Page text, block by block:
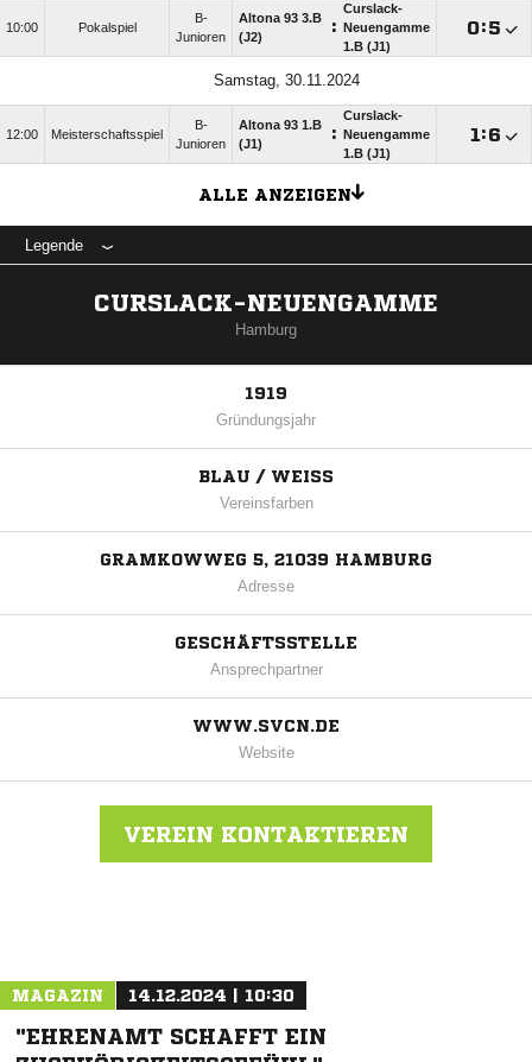
10:00 Pokalspiel
B-
Junioren
Altona 93 3.B
(J2)
:
Curslack-
Neuengamme
1.B (J1)
:
Samstag, 30.11.2024
12:00 Meisterschaftsspiel
B-
Junioren
Altona 93 1.B
(J1)
:
Curslack-
Neuengamme
1.B (J1)
:
ALLE ANZEIGEN
Legende
CURSLACK-NEUENGAMME
Hamburg
1919
Gründungsjahr
BLAU / WEISS
Vereinsfarben
GRAMKOWWEG 5, 21039 HAMBURG
Adresse
GESCHÄFTSSTELLE
Ansprechpartner
WWW.SVCN.DE
Website
VEREIN KONTAKTIEREN
MAGAZIN 14.12.2024 | 10:30
"EHRENAMT SCHAFFT EIN